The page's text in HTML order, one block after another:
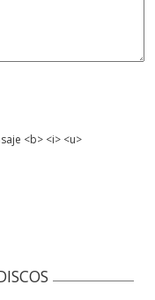
<b> <i> <u>